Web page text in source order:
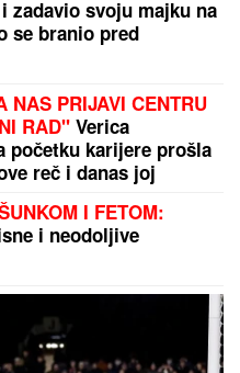
VIŠE OD
Barović se oglasila
emocije je
RUKE!